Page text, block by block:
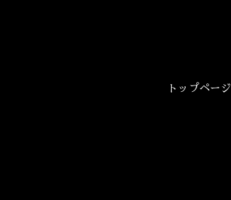
トップページ